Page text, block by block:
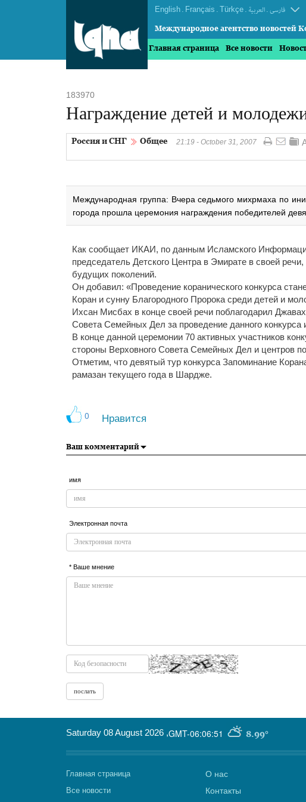
English . Français . Türkçe . العربیة . فارسی
Международное агентство новостей
Главная страница Все новости
183970
Награждение детей и
Россия и СНГ Общее
21:19 - October 31, 2007
Международная группа: Вчера седьмого михрмаха по
города прошла церемония награждения победителей
Как сообщает ИКАИ, по данным Исламского
председатель Детского Центра в Эмирате в своей
будущих поколений.
Он добавил: «Проведение коранического конкурса
Коран и сунну Благородного Пророка среди детей и
Ихсан Мисбах в конце своей речи поблагодарил
Совета Семейных Дел за проведение данного
В конце данной церемонии 70 активных участников
стороны Верховного Совета Семейных Дел и центров
Отметим, что девятый тур конкурса Запоминание
рамазан текущего года в Шардже.
0 Нравится
Ваш комментарий
имя
Электронная почта
* Ваше мнение
GMT-06:06:51 8.99°
Saturday 08 August 2026 ,
Главная страница
Все новости
О нас
Контакты